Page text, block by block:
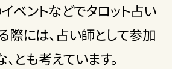
ベントなどでタロット占い
際には、占い師として参加
とも考えています。